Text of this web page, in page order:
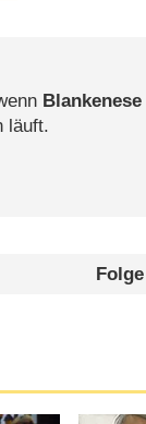
Blankenese
läuft.